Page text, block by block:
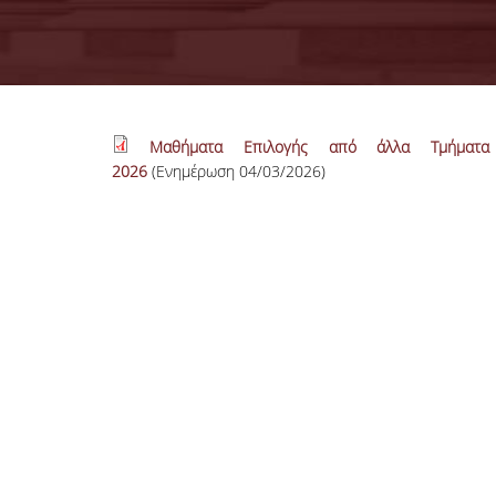
Μαθήματα Επιλογής από άλλα
2026(Ενημέρωση 04/03/2026)